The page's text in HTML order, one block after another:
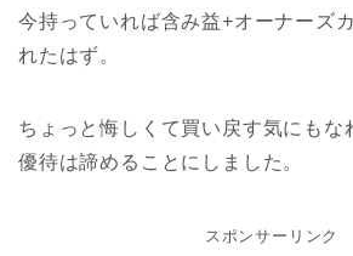
今持っていれば含み益+オーナーズ
れたはず。
ちょっと悔しくて買い戻す気にもな
優待は諦めることにしました。
スポンサーリンク